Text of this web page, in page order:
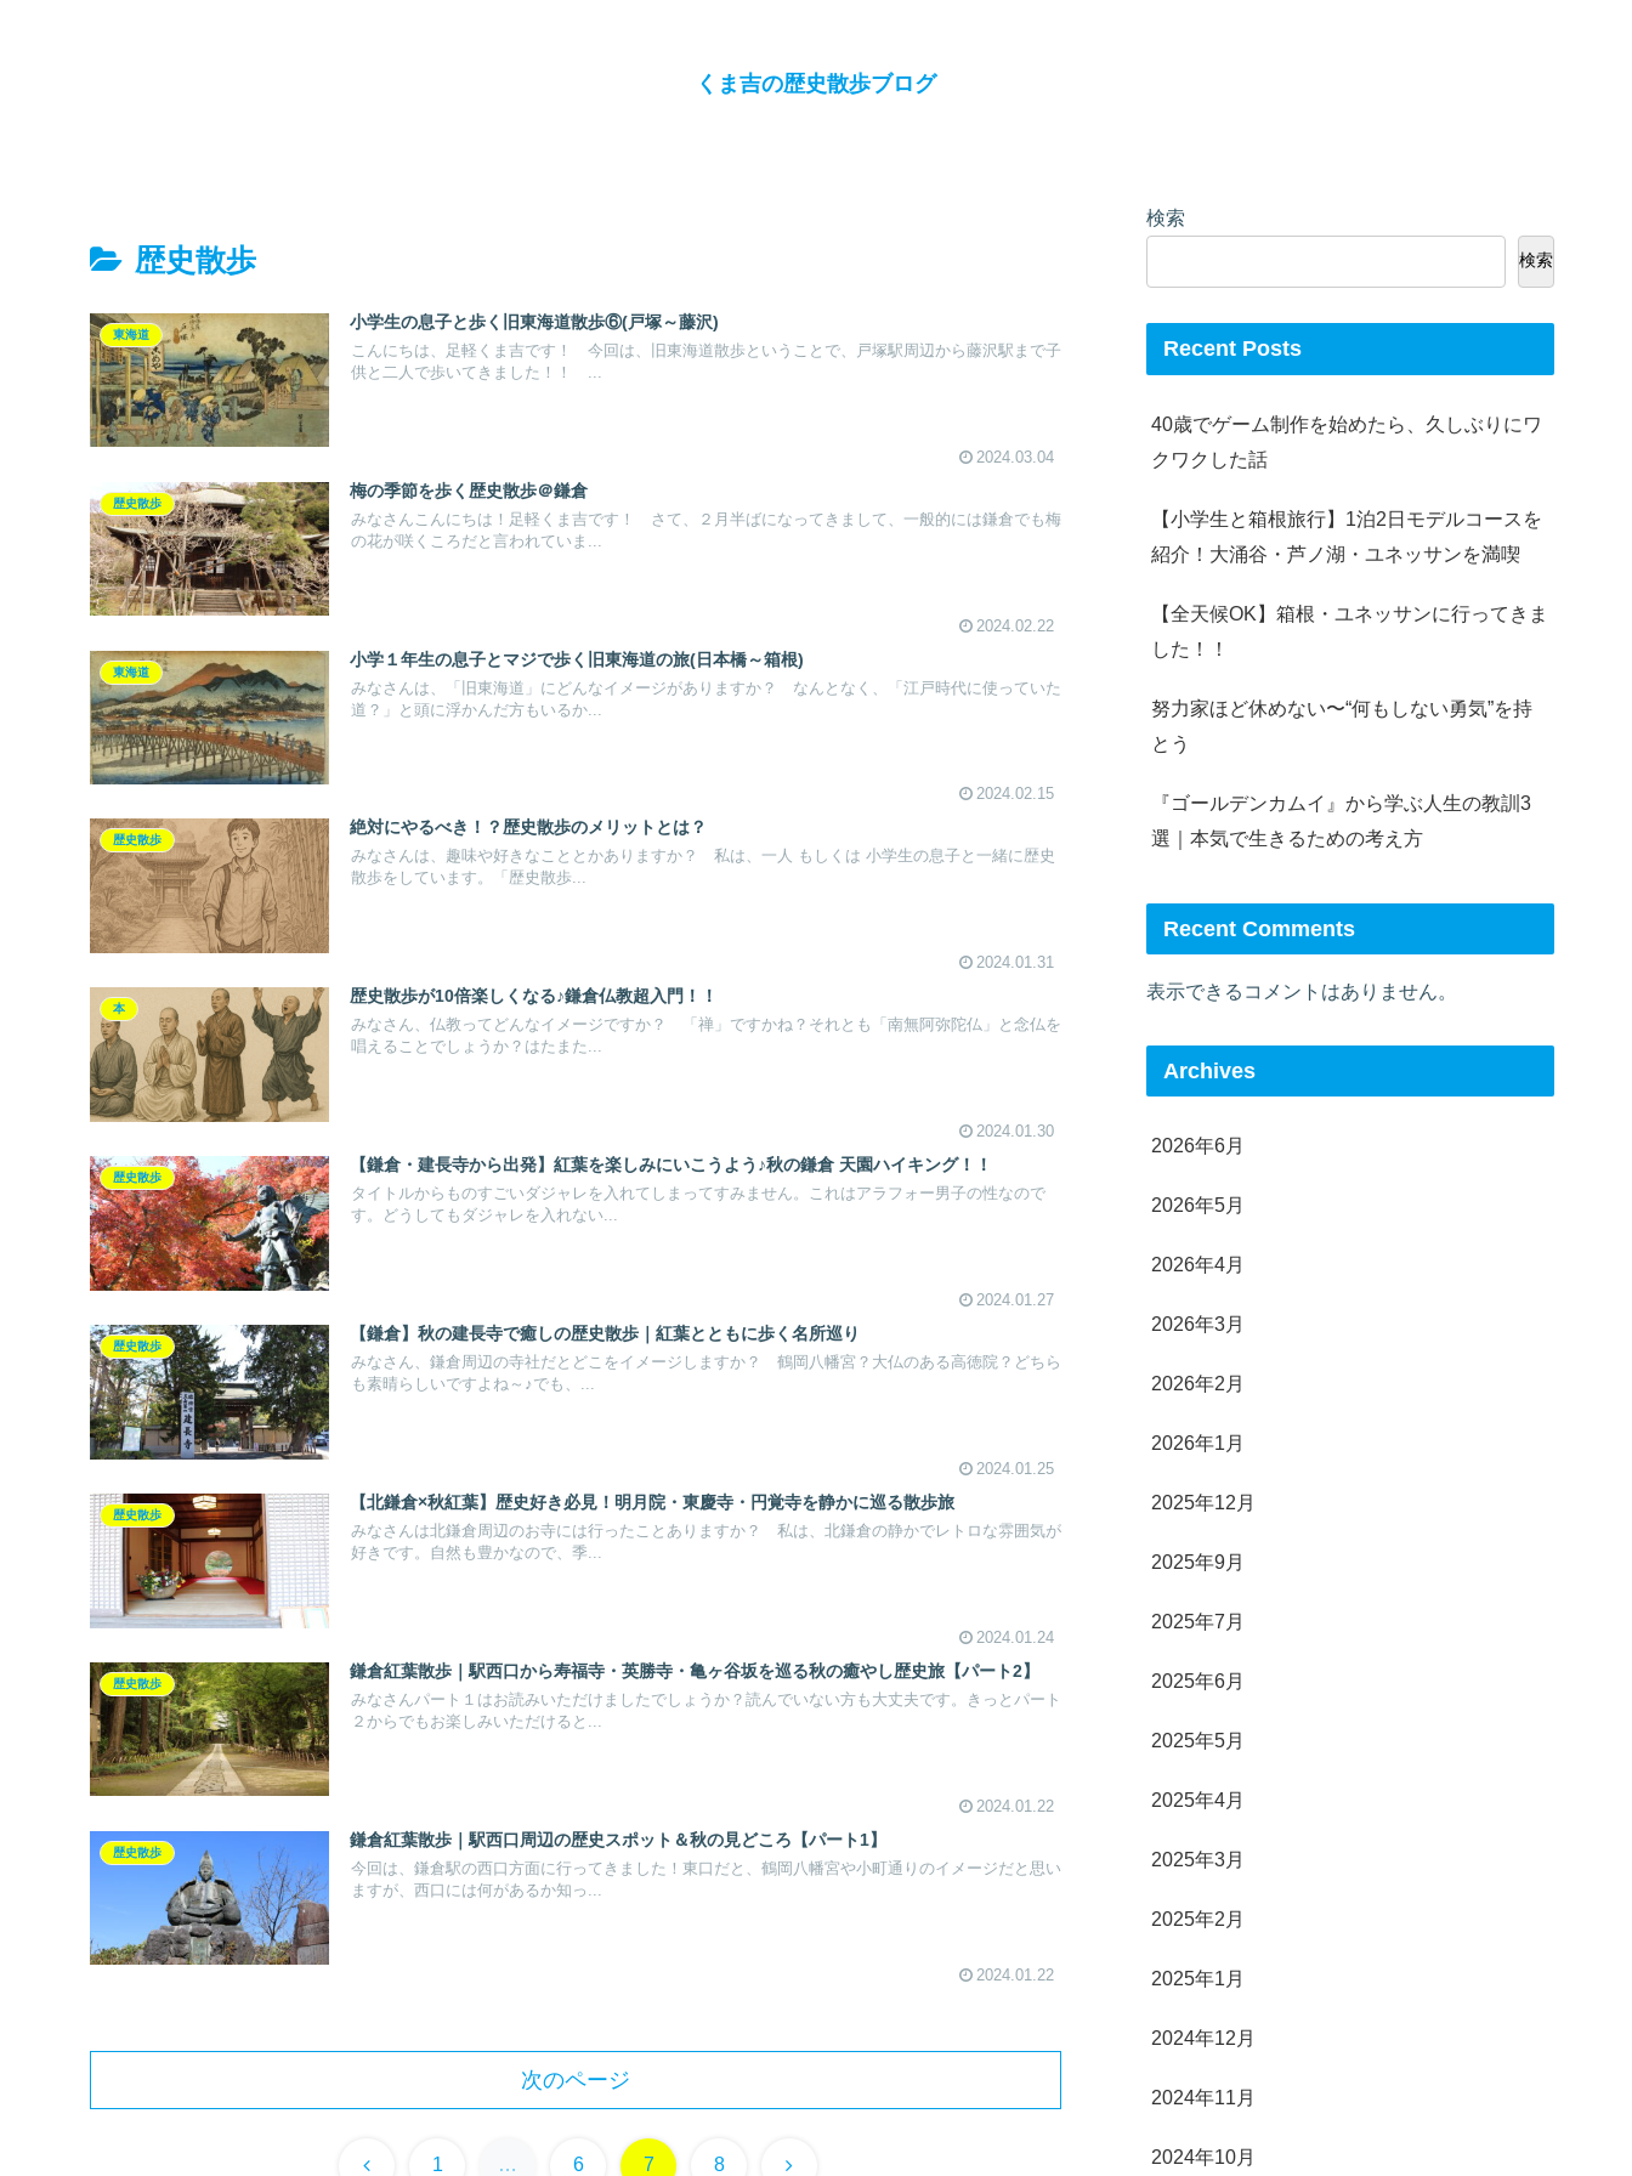
くま吉の歴史散歩ブログ
歴史散歩
東海道
小学生の息子と歩く旧東海道散歩⑥(戸塚～藤沢)
こんにちは、足軽くま吉です！ 今回は、旧東海道散歩ということで、戸塚駅周辺から藤沢駅まで子
供と二人で歩いてきました！！ ...
2024.03.04
歴史散歩
梅の季節を歩く歴史散歩＠鎌倉
みなさんこんにちは！足軽くま吉です！ さて、２月半ばになってきまして、一般的には鎌倉でも梅
の花が咲くころだと言われていま...
2024.02.22
東海道
小学１年生の息子とマジで歩く旧東海道の旅(日本橋～箱根)
みなさんは、「旧東海道」にどんなイメージがありますか？ なんとなく、「江戸時代に使っていた
道？」と頭に浮かんだ方もいるか...
2024.02.15
歴史散歩
絶対にやるべき！？歴史散歩のメリットとは？
みなさんは、趣味や好きなこととかありますか？ 私は、一人 もしくは 小学生の息子と一緒に歴史
散歩をしています。「歴史散歩...
2024.01.31
本
歴史散歩が10倍楽しくなる♪鎌倉仏教超入門！！
みなさん、仏教ってどんなイメージですか？ 「禅」ですかね？それとも「南無阿弥陀仏」と念仏を
唱えることでしょうか？はたまた...
2024.01.30
歴史散歩
【鎌倉・建長寺から出発】紅葉を楽しみにいこうよう♪秋の鎌倉 天園ハイキング！！
タイトルからものすごいダジャレを入れてしまってすみません。これはアラフォー男子の性なので
す。どうしてもダジャレを入れない...
2024.01.27
歴史散歩
【鎌倉】秋の建長寺で癒しの歴史散歩｜紅葉とともに歩く名所巡り
みなさん、鎌倉周辺の寺社だとどこをイメージしますか？ 鶴岡八幡宮？大仏のある高徳院？どちら
も素晴らしいですよね～♪でも、...
2024.01.25
歴史散歩
【北鎌倉×秋紅葉】歴史好き必見！明月院・東慶寺・円覚寺を静かに巡る散歩旅
みなさんは北鎌倉周辺のお寺には行ったことありますか？ 私は、北鎌倉の静かでレトロな雰囲気が
好きです。自然も豊かなので、季...
2024.01.24
歴史散歩
鎌倉紅葉散歩｜駅西口から寿福寺・英勝寺・亀ヶ谷坂を巡る秋の癒やし歴史旅【パート2】
みなさんパート１はお読みいただけましたでしょうか？読んでいない方も大丈夫です。きっとパート
２からでもお楽しみいただけると...
2024.01.22
歴史散歩
鎌倉紅葉散歩｜駅西口周辺の歴史スポット＆秋の見どころ【パート1】
今回は、鎌倉駅の西口方面に行ってきました！東口だと、鶴岡八幡宮や小町通りのイメージだと思い
ますが、西口には何があるか知っ...
2024.01.22
次のページ
前 1 … 6 7 8 次
検索
検索
Recent Posts
40歳でゲーム制作を始めたら、久しぶりにワ
クワクした話
【小学生と箱根旅行】1泊2日モデルコースを
紹介！大涌谷・芦ノ湖・ユネッサンを満喫
【全天候OK】箱根・ユネッサンに行ってきま
した！！
努力家ほど休めない〜“何もしない勇気”を持
とう
『ゴールデンカムイ』から学ぶ人生の教訓3
選｜本気で生きるための考え方
Recent Comments
表示できるコメントはありません。
Archives
2026年6月
2026年5月
2026年4月
2026年3月
2026年2月
2026年1月
2025年12月
2025年9月
2025年7月
2025年6月
2025年5月
2025年4月
2025年3月
2025年2月
2025年1月
2024年12月
2024年11月
2024年10月